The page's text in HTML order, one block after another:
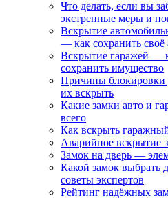
Что делать, если вы
экстренные меры и
Вскрытие
— как сохранить своё
Вскрытие гаражей —
сохранить имущество
Причины блокировки
их вскрыть
Какие замки авто и
всего
Как вскрыть
Аварийное вскрытие
Замок на дверь —
Какой замок выбрать
советы экспертов
Рейтинг надёжных